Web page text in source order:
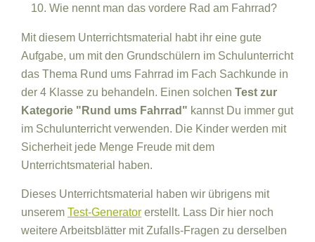
Wie nennt man das vordere Rad am Fahrrad?
Mit diesem Unterrichtsmaterial habt ihr eine gute
Aufgabe, um mit den Grundschülern im Schulunterricht
das Thema Rund ums Fahrrad im Fach Sachkunde in
der 4 Klasse zu behandeln. Einen solchen Test zur
Kategorie "Rund ums Fahrrad" kannst Du immer gut
im Schulunterricht verwenden. Die Kinder werden mit
Sicherheit jede Menge Freude mit dem
Unterrichtsmaterial haben.
Dieses Unterrichtsmaterial haben wir übrigens mit
unserem Test-Generator erstellt. Lass Dir hier noch
weitere Arbeitsblätter mit Zufalls-Fragen zu derselben